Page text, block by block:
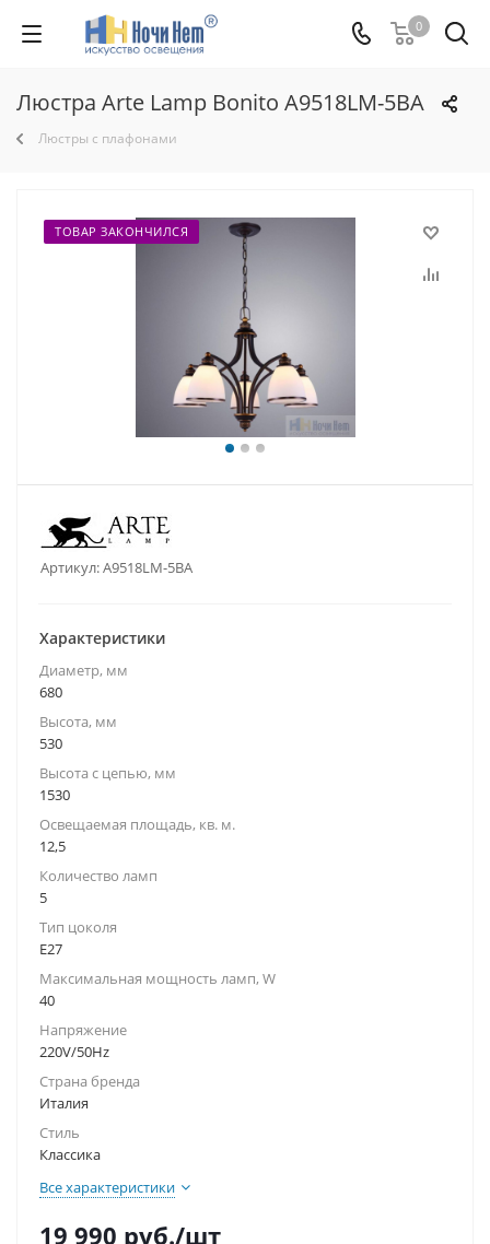
0
Люстра Arte Lamp Bonito A9518LM-5BA
Люстры с плафонами
ТОВАР ЗАКОНЧИЛСЯ
Артикул:A9518LM-5BA
Характеристики
Диаметр, мм
680
Высота, мм
530
Высота с цепью, мм
1530
Освещаемая площадь, кв. м.
12,5
Количество ламп
5
Тип цоколя
E27
Максимальная мощность ламп, W
40
Напряжение
220V/50Hz
Страна бренда
Италия
Стиль
Классика
Все характеристики
19 990 руб./шт